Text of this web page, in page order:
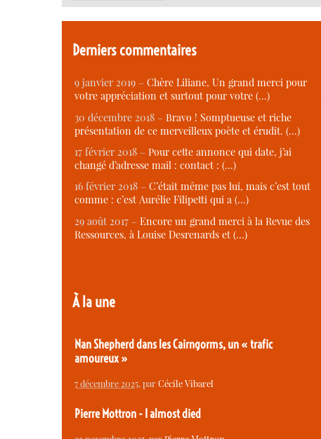
Derniers commentaires
9 janvier 2019 – Chère Liliane, Un grand merci pour
votre appréciation et surtout pour votre (…)
30 décembre 2018 – Bravo ! Somptueuse et riche
présentation de ce merveilleux poète et érudit. (…)
17 février 2018 – Pour cette annonce qui date, j’ai
changé d’adresse mail : contact : (…)
16 février 2018 – C’était même pas lui, mais c’est tout
comme : c’est Aurélie Filipetti qui a (…)
29 août 2017 – Encore un grand merci à la Revue des
Ressources, à Louise Desrenards et (…)
À la une
Nan Shepherd dans les Cairngorms, un « trafic
amoureux »
7 décembre 2025, parCécile Vibarel
Pierre Mottron - I almost died